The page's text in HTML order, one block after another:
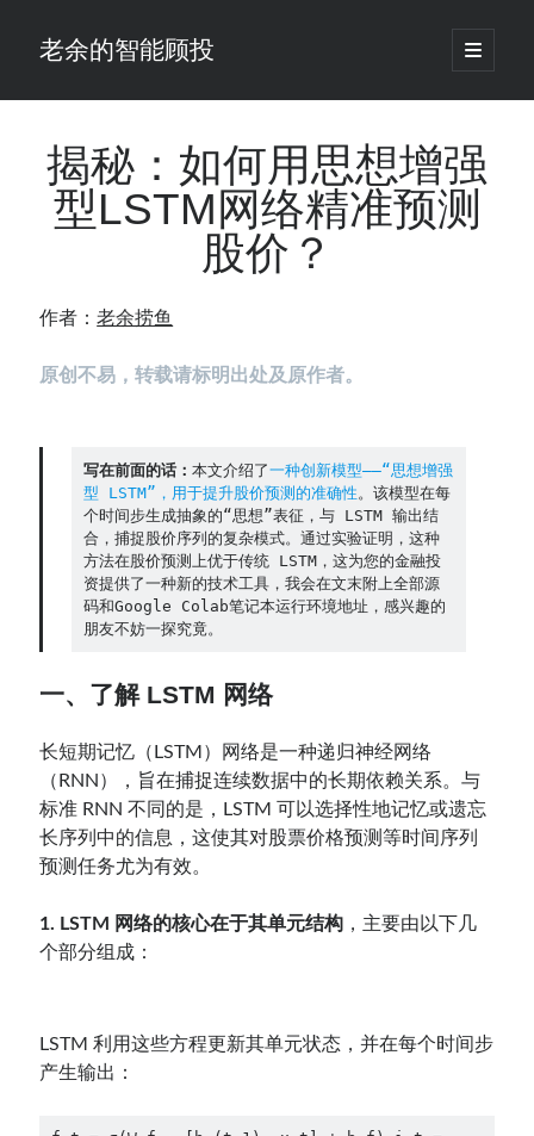
老余的智能顾投
open
primary
Sidebar
最新发表 ：
老余看市：假曙光、核电弹药上膛、AI分化
你的回测曲线越漂亮，我越替你担心：因为历史顺序，正在“倒着”给你
仓位大小背后的数学：为什么胜率40%的策略，能比胜率60%的更赚钱
码）
老余看市：长鑫4万亿，A股却蒸发12.4万亿
普通人的5个常见投资错误，可能让你多干12年才能退休
Contact：
网站备案号：鄂ICP备2024064768号
揭秘：如何用思想增强
型LSTM网络精准预测
股价？
作者：老余捞鱼
原创不易，转载请标明出处及原作者。
写在前面的话： 本文介绍了一种创新模型——“思想增强
型 LSTM”，用于提升股价预测的准确性 。该模型在每
个时间步生成抽象的“思想”表征，与 LSTM 输出结
合，捕捉股价序列的复杂模式。通过实验证明，这种
方法在股价预测上优于传统 LSTM，这为您的金融投
资提供了一种新的技术工具，我会在文末附上全部源
码和Google Colab笔记本运行环境地址，感兴趣的
朋友不妨一探究竟。
一、了解 LSTM 网络
长短期记忆（LSTM）网络是一种递归神经网络
（RNN），旨在捕捉连续数据中的长期依赖关系。与
标准 RNN 不同的是，LSTM 可以选择性地记忆或遗忘
长序列中的信息，这使其对股票价格预测等时间序列
预测任务尤为有效。
1. LSTM 网络的核心在于其单元结构 ，主要由以下几
个部分组成：
LSTM 利用这些方程更新其单元状态，并在每个时间步
产生输出：